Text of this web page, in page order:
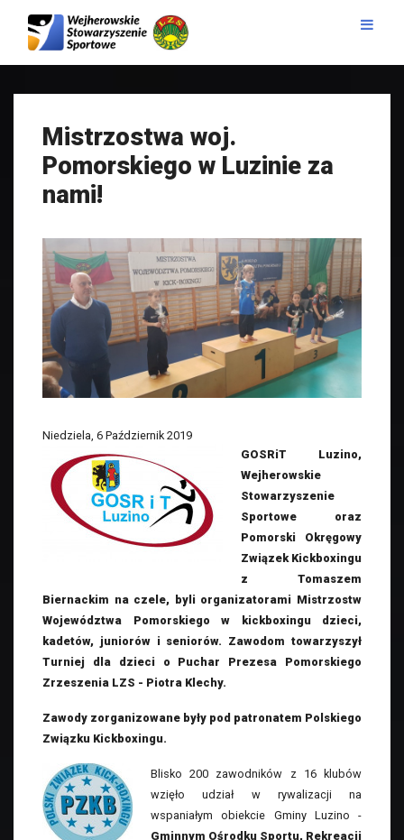
Mistrzostwa woj.
Pomorskiego w Luzinie za
nami!
Niedziela, 6 Październik 2019
GOSRiT Luzino,
Wejherowskie
Stowarzyszenie
Sportowe oraz
Pomorski Okręgowy
Związek Kickboxingu
z Tomaszem
Biernackim na czele, byli organizatorami Mistrzostw
Województwa Pomorskiego w kickboxingu dzieci,
kadetów, juniorów i seniorów. Zawodom towarzyszył
Turniej dla dzieci o Puchar Prezesa Pomorskiego
Zrzeszenia LZS - Piotra Klechy.
Zawody zorganizowane były pod patronatem Polskiego
Związku Kickboxingu.
Blisko 200 zawodników z 16 klubów
wzięło udział w rywalizacji na
wspaniałym obiekcie Gminy Luzino -
Gminnym Ośrodku Sportu, Rekreacji